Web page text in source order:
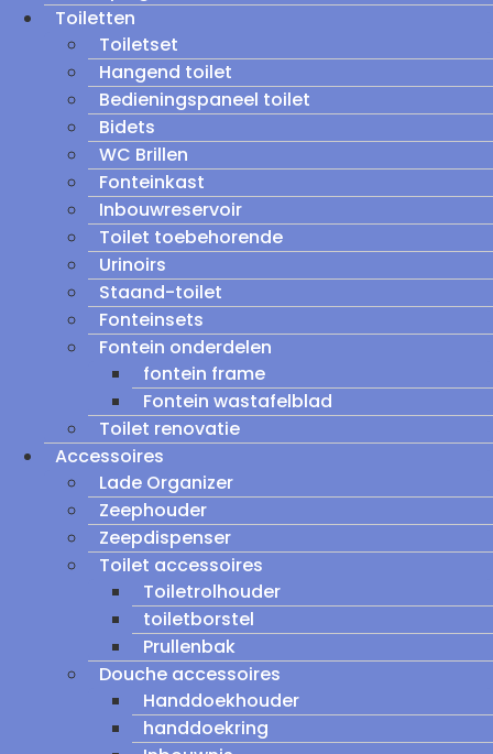
Toiletten
Toiletset
Hangend toilet
Bedieningspaneel toilet
Bidets
WC Brillen
Fonteinkast
Inbouwreservoir
Toilet toebehorende
Urinoirs
Staand-toilet
Fonteinsets
Fontein onderdelen
fontein frame
Fontein wastafelblad
Toilet renovatie
Accessoires
Lade Organizer
Zeephouder
Zeepdispenser
Toilet accessoires
Toiletrolhouder
toiletborstel
Prullenbak
Douche accessoires
Handdoekhouder
handdoekring